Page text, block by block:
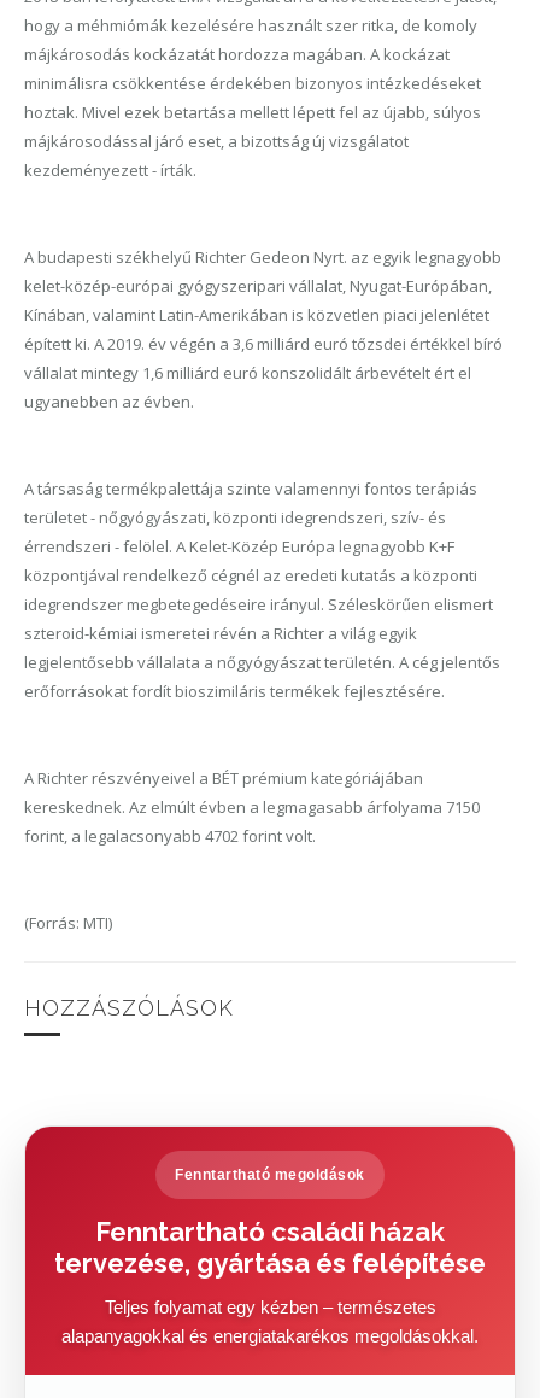
hogy a méhmiómák kezelésére használt szer ritka, de komoly
májkárosodás kockázatát hordozza magában. A kockázat
minimálisra csökkentése érdekében bizonyos intézkedéseket
hoztak. Mivel ezek betartása mellett lépett fel az újabb, súlyos
májkárosodással járó eset, a bizottság új vizsgálatot
kezdeményezett - írták.
A budapesti székhelyű Richter Gedeon Nyrt. az egyik legnagyobb
kelet-közép-európai gyógyszeripari vállalat, Nyugat-Európában,
Kínában, valamint Latin-Amerikában is közvetlen piaci jelenlétet
épített ki. A 2019. év végén a 3,6 milliárd euró tőzsdei értékkel bíró
vállalat mintegy 1,6 milliárd euró konszolidált árbevételt ért el
ugyanebben az évben.
A társaság termékpalettája szinte valamennyi fontos terápiás
területet - nőgyógyászati, központi idegrendszeri, szív- és
érrendszeri - felölel. A Kelet-Közép Európa legnagyobb K+F
központjával rendelkező cégnél az eredeti kutatás a központi
idegrendszer megbetegedéseire irányul. Széleskörűen elismert
szteroid-kémiai ismeretei révén a Richter a világ egyik
legjelentősebb vállalata a nőgyógyászat területén. A cég jelentős
erőforrásokat fordít bioszimiláris termékek fejlesztésére.
A Richter részvényeivel a BÉT prémium kategóriájában
kereskednek. Az elmúlt évben a legmagasabb árfolyama 7150
forint, a legalacsonyabb 4702 forint volt.
(Forrás: MTI)
HOZZÁSZÓLÁSOK
Fenntartható megoldások
Fenntartható családi házak
tervezése, gyártása és felépítése
Teljes folyamat egy kézben – természetes
alapanyagokkal és energiatakarékos megoldásokkal.